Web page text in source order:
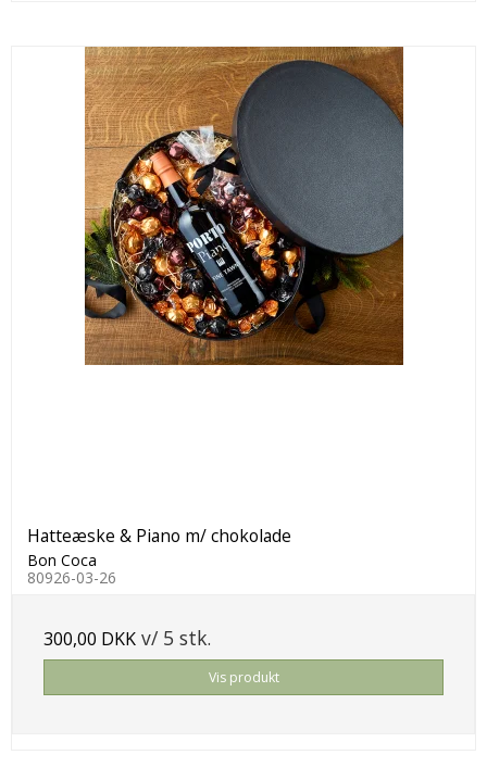
Hatteæske & Piano m/ chokolade
Bon Coca
80926-03-26
300,00 DKK v/ 5 stk.
Vis produkt